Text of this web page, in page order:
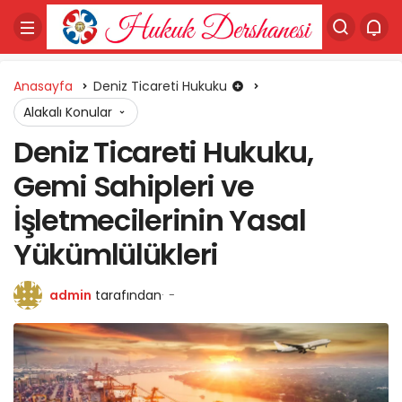
Anasayfa
Deniz Ticareti Hukuku
Alakalı Konular
Deniz Ticareti Hukuku,
Gemi Sahipleri ve
İşletmecilerinin Yasal
Yükümlülükleri
admin tarafından -